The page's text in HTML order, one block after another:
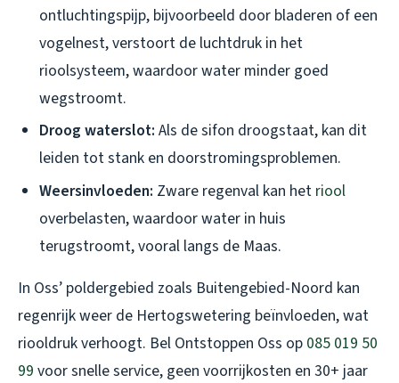
ontluchtingspijp, bijvoorbeeld door bladeren of een
vogelnest, verstoort de luchtdruk in het
rioolsysteem, waardoor water minder goed
wegstroomt.
Droog waterslot: Als de sifon droogstaat, kan dit
leiden tot stank en doorstromingsproblemen.
Weersinvloeden: Zware regenval kan het riool
overbelasten, waardoor water in huis
terugstroomt, vooral langs de Maas.
In Oss’ poldergebied zoals Buitengebied-Noord kan
regenrijk weer de Hertogswetering beïnvloeden, wat
riooldruk verhoogt. Bel Ontstoppen Oss op 085 019 50
99 voor snelle service, geen voorrijkosten en 30+ jaar